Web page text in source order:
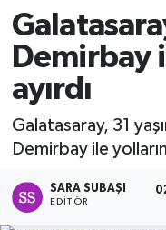
Demirbay
ayırdı
Galatasaray, 31
Demirbay ile
SARA SUBAŞI
EDITÖR
Yaşam